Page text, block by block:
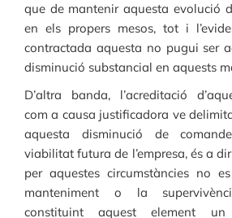
que de mantenir aquesta evolució
en els propers mesos, tot i
contractada aquesta no pugui ser
disminució substancial en aquests
D’altra banda, l’acreditació
com a causa justificadora ve
aquesta disminució de
viabilitat futura de l’empresa, és a
per aquestes circumstàncies no
manteniment o la
constituint aquest element un